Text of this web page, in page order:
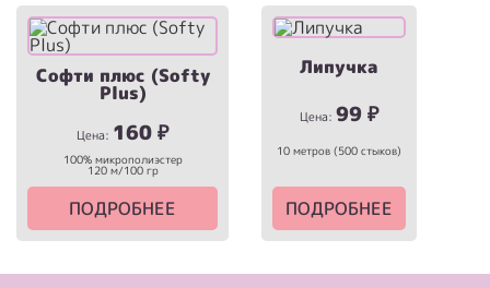
Софти плюс (Softy
Plus)
Цена: 160 ₽
100% микрополиэстер
120 м/100 гр
ПОДРОБНЕЕ
Липучка
Цена: 99 ₽
10 метров (500 стыков)
ПОДРОБНЕЕ